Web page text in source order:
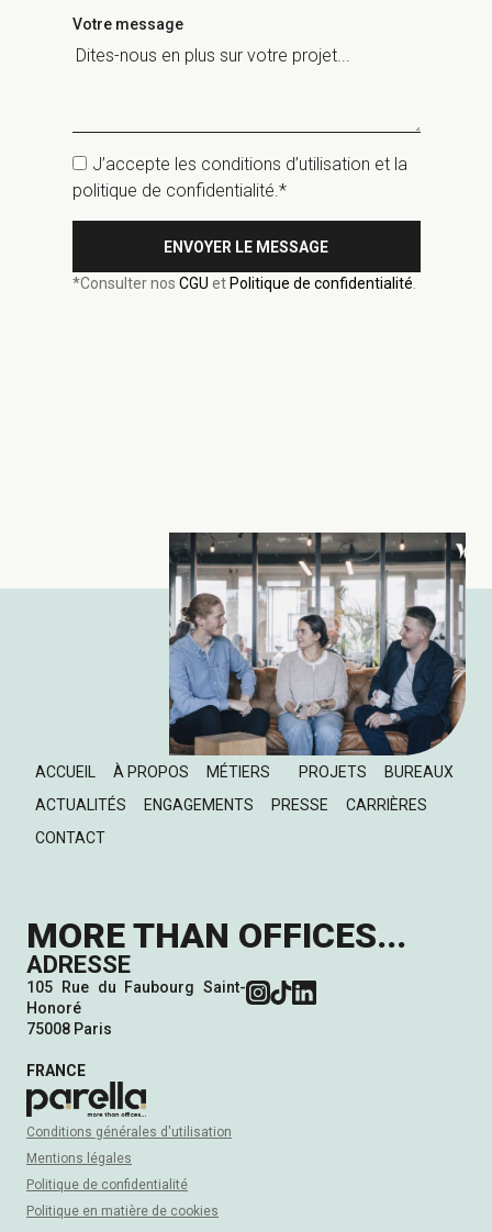
Votre message
J’accepte les conditions d’utilisation et la
politique de confidentialité.*
ENVOYER LE MESSAGE
*Consulter nos CGU et Politique de confidentialité
MORE THAN OFFICES...
ADRESSE
105 Rue du Faubourg Saint-
Honoré
75008 Paris
FRANCE
Conditions générales d'utilisation
Mentions légales
Politique de confidentialité
Politique en matière de cookies
ACCUEIL À PROPOS MÉTIERS PROJETS
BUREAUX
ACTUALITÉS
ENGAGEMENTS PRESSE
CARRIÈRES
CONTACT